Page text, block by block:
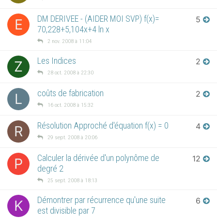
E
DM DERIVEE - (AIDER MOI SVP) f(x)=
70,228+5,104x+4 ln x
2 nov. 2008 à 11:04
5
Z Les Indices
28 oct. 2008 à 22:30
2
L coûts de fabrication
16 oct. 2008 à 15:32
2
R Résolution Approché d'équation f(x) = 0
29 sept. 2008 à 20:06
4
P
Calculer la dérivée d'un polynôme de
degré 2
25 sept. 2008 à 18:13
12
K
Démontrer par récurrence qu'une suite
est divisible par 7
6